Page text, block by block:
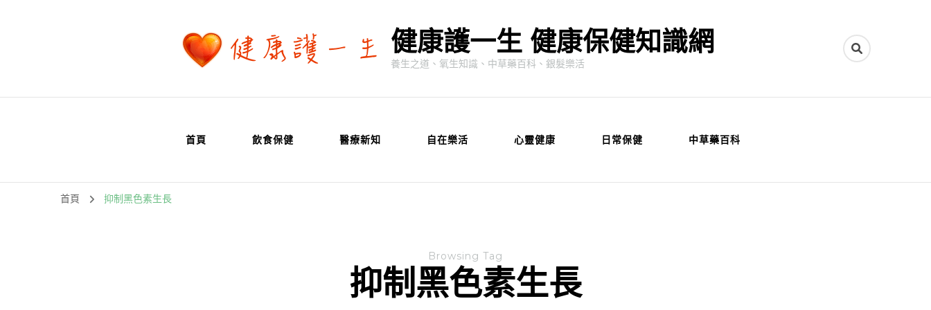
健康護一生 健康保健知識網
養生之道、氧生知識、中草藥百科、銀髮樂活
首頁 飲食保健 醫療新知 自在樂活 心靈健康 日常保健 中草藥百科
首頁 抑制黑色素生長
Browsing Tag
抑制黑色素生長